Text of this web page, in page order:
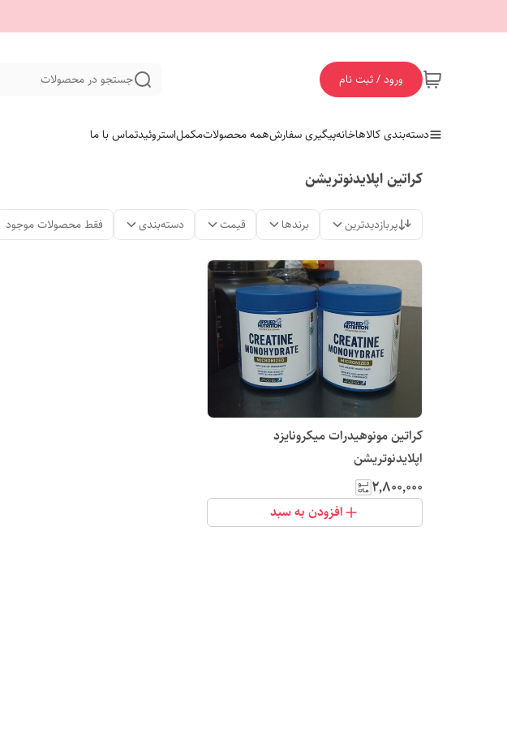
ورود / ثبت نام جستجو در محصولات
دسته‌بندی کالاهاخانهپیگیری سفارشهمه محصولاتمکملاستروئیدتماس با ما
کراتین اپلایدنوتریشن
پربازدیدترین برندها قیمت دسته‌بندی فقط محصولات موجود
کراتین مونوهیدرات میکرونایزد
اپلایدنوتریشن
۲٬۸۰۰٬۰۰۰
افزودن به سبد